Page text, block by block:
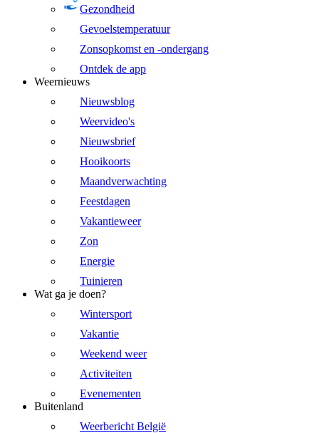
Gezondheid
Gevoelstemperatuur
Zonsopkomst en -ondergang
Ontdek de app
Weernieuws
Nieuwsblog
Weervideo's
Nieuwsbrief
Hooikoorts
Maandverwachting
Feestdagen
Vakantieweer
Zon
Energie
Tuinieren
Wat ga je doen?
Wintersport
Vakantie
Weekend weer
Activiteiten
Evenementen
Buitenland
Weerbericht België